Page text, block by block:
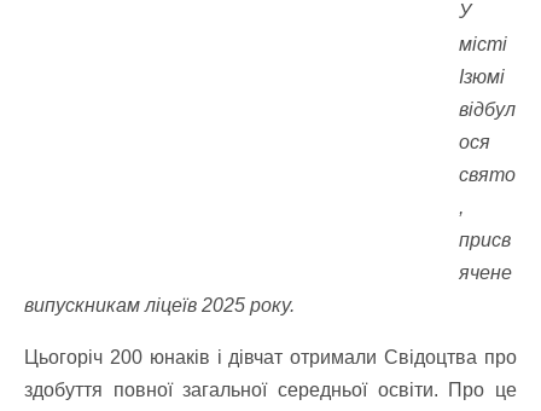
У
місті
Ізюмі
відбул
ося
свято
,
присв
ячене
випускникам ліцеїв 2025 року.
Цьогоріч 200 юнаків і дівчат отримали Свідоцтва про
здобуття повної загальної середньої освіти. Про це